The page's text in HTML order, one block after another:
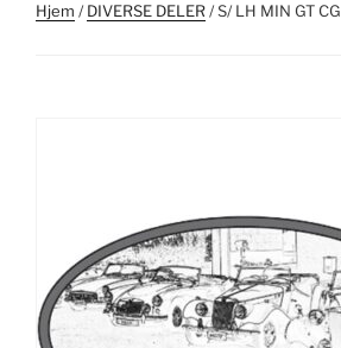
Hjem /DIVERSE DELER/ S/ LH MIN GT CG